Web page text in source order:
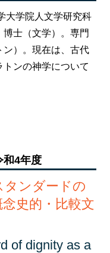
大学院人文学研究科
士（文学）。専門
ン）。現在は、古代
ンの神学について
4年度
タンダードの
史的・比較文
of dignity as a